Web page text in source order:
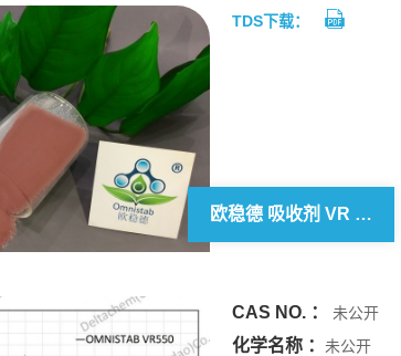
TDS下载：
欧稳德 吸收剂 VR 532
CAS NO. ： 未公开
化学名称 ：
未公开